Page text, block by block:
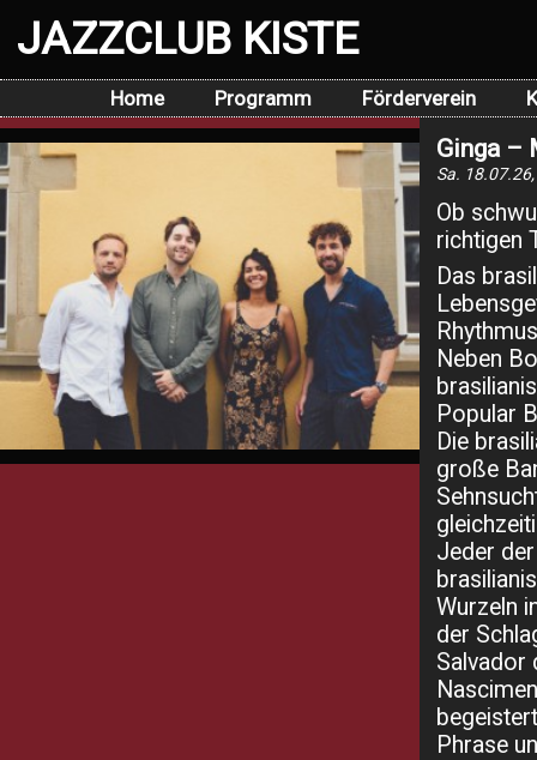
JAZZCLUB KISTE
Home Programm Förderverein
Ginga –
Sa.
Ob
richtigen
Das
Neben
Popular
Die
große
Jeder
Wurzeln
der
Salvador
Phrase